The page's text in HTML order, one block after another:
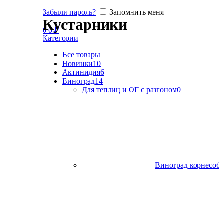
Забыли пароль? Запомнить меня
00₽
Кустарники
Категории
Все товары
Новинки10
Актинидия6
Виноград14
Для теплиц и ОГ с разгоном0
Виноград